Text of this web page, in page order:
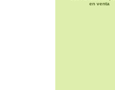
en venta